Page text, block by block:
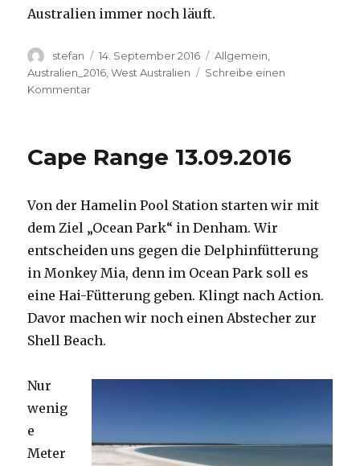
Australien immer noch läuft.
Autor
stefan
Veröffentlicht
am
14. September 2016 Kategorien
Allgemein
Australien_2016 ,West Australien
Schreibe einen
Kommentarzu
Cape Range 13.09.2016
Von der Hamelin Pool Station starten wir mit
dem Ziel „Ocean Park“ in Denham. Wir
entscheiden uns gegen die Delphinfütterung
in Monkey Mia, denn im Ocean Park soll es
eine Hai-Fütterung geben. Klingt nach Action.
Davor machen wir noch einen Abstecher zur
Shell Beach.
Nur
wenig
e
Meter